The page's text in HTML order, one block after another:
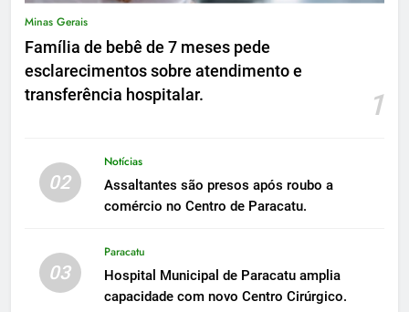
Minas Gerais
Família de bebê de 7 meses pede
esclarecimentos sobre atendimento e
transferência hospitalar.
1
02
Notícias
Assaltantes são presos após roubo a
comércio no Centro de Paracatu.
03
Paracatu
Hospital Municipal de Paracatu amplia
capacidade com novo Centro Cirúrgico.